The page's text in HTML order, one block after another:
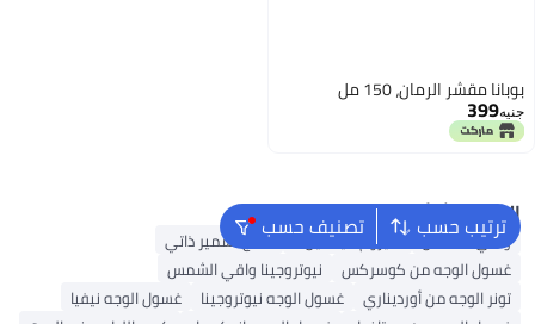
بوبانا مقشر الرمان، 150 مل
جنيه399
ترتيب حسب تصنيف حسب البحث الشائع
واقي الشمس سيروم فيتامين C
منتج تسمير ذاتي
غسول الوجه من كوسركس
نيوتروجينا واقي الشمس
تونر الوجه من أورديناري
غسول الوجه نيوتروجينا
غسول الوجه نيفيا